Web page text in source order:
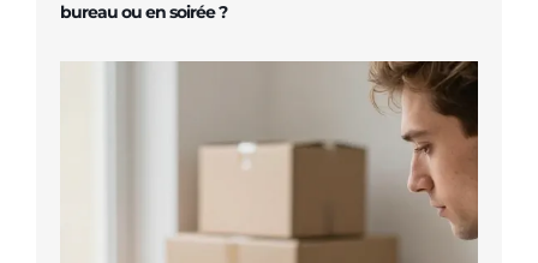
bureau ou en soirée ?